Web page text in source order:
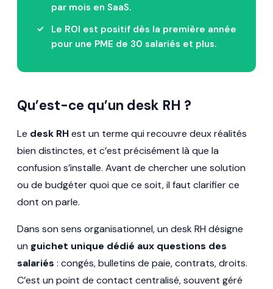
par mois en SaaS.
Le ROI est positif dès la première année
pour une PME de 30 salariés et plus.
Qu’est-ce qu’un desk RH ?
Le desk RHest un terme qui recouvre deux réalités
bien distinctes, et c’est précisément là que la
confusion s’installe. Avant de chercher une solution
ou de budgéter quoi que ce soit, il faut clarifier ce
dont on parle.
Dans son sens organisationnel, un desk RH désigne
un guichet unique dédié aux questions des
salariés : congés, bulletins de paie, contrats, droits.
C’est un point de contact centralisé, souvent géré